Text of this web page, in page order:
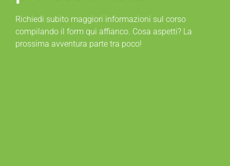
Richiedi subito maggiori informazioni sul corso
compilando il form qui affianco. Cosa aspetti? La
prossima avventura parte tra poco!